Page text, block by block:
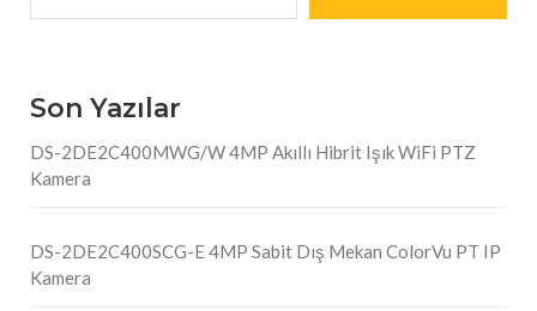
Son Yazılar
DS-2DE2C400MWG/W 4MP Akıllı Hibrit Işık WiFi PTZ
Kamera
DS-2DE2C400SCG-E 4MP Sabit Dış Mekan ColorVu PT IP
Kamera